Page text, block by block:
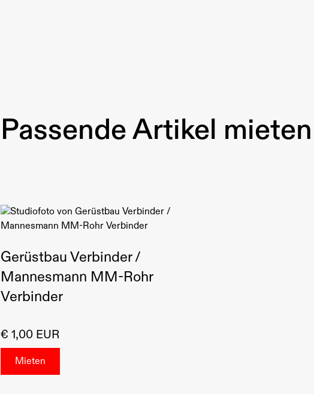
Passende Artikel mieten
Gerüstbau Verbinder /
Mannesmann MM-Rohr
Verbinder
€ 1,00 EUR